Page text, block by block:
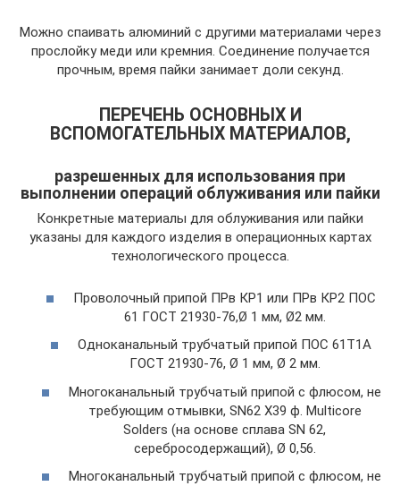
Можно спаивать алюминий с другими материалами через
прослойку меди или кремния. Соединение получается
прочным, время пайки занимает доли секунд.
ПЕРЕЧЕНЬ ОСНОВНЫХ И
ВСПОМОГАТЕЛЬНЫХ МАТЕРИАЛОВ,
разрешенных для использования при
выполнении операций облуживания или пайки
Конкретные материалы для облуживания или пайки
указаны для каждого изделия в операционных картах
технологического процесса.
Проволочный припой ПРв КР1 или ПРв КР2 ПОС
61 ГОСТ 21930-76,Ø 1 мм, Ø2 мм.
Одноканальный трубчатый припой ПОС 61Т1А
ГОСТ 21930-76, Ø 1 мм, Ø 2 мм.
Многоканальный трубчатый припой с флюсом, не
требующим отмывки, SN62 Х39 ф. Multicore
Solders (на основе сплава SN 62,
серебросодержащий), Ø 0,56.
Многоканальный трубчатый припой с флюсом, не